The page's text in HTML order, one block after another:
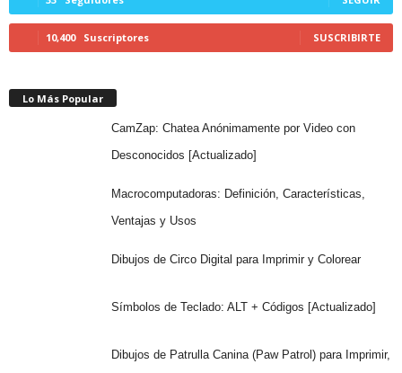
10,400 Suscriptores SUSCRIBIRTE
Lo Más Popular
CamZap: Chatea Anónimamente por Video con
Desconocidos [Actualizado]
Macrocomputadoras: Definición, Características,
Ventajas y Usos
Dibujos de Circo Digital para Imprimir y Colorear
Símbolos de Teclado: ALT + Códigos [Actualizado]
Dibujos de Patrulla Canina (Paw Patrol) para Imprimir,